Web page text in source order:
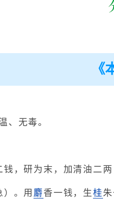
《
、无毒。
钱，研为末，加清油二
）。用 麝 香一钱，生桂